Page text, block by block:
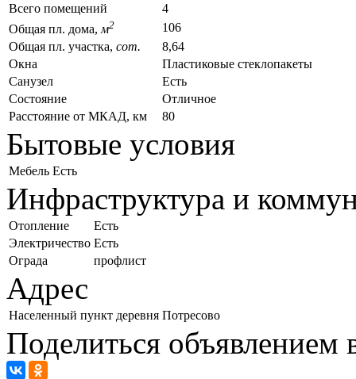
Всего помещений
4
Общая пл. дома, м2
106
Общая пл. участка, сот.
8,64
Окна
Пластиковые стеклопакеты
Санузел
Есть
Состояние
Отличное
Расстояние от МКАД, км
80
Бытовые условия
Мебель Есть
Инфраструктура и
Отопление
Есть
Электричество Есть
Ограда
профлист
Адрес
Населенный пункт деревня Потресово
Поделиться объявлением